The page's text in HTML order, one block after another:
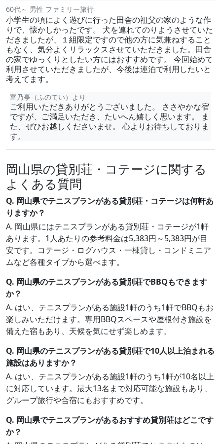
60代～ 男性 ファミリー旅行
小学生の頃によく遊びに行った田舎の祖父の家のような作
りで、懐かしかったです。 犬を連れてのりようさせていた
だきましたが、１組限定ですので他の方に気兼ねすること
もなく、気分よくリラックスさせていただきました。田舎
の家でゆっくりとしたい方にはおすすめです。 今回始めて
利用させていただきましたが、今後は連泊で利用したいと
考えてます。
富乃亭（ふのてい）より
ご利用いただきありがとうございました。 ささやかな宿
ですが、ご満足いただき、たいへん嬉しく思います。 ま
た、ぜひお越しくださいませ。 心よりお待ちしておりま
す。
岡山県の貸別荘・コテージに関する
よくある質問
Q. 岡山県でテニスプランがある貸別荘・コテージは何軒あ
りますか？
A. 岡山県にはテニスプランがある貸別荘・コテージが1軒
あります。1人あたりの参考料金は5,383円～5,383円が目
安です。コテージ・ログハウス・一棟貸し・コンドミニア
ムなど各種タイプから選べます。
Q. 岡山県のテニスプランがある貸別荘でBBQもできます
か？
A. はい、テニスプランがある施設1軒のうち1軒でBBQもお
楽しみいただけます。専用BBQスペースや屋根付き施設を
備えた宿もあり、天候を気にせず楽しめます。
Q. 岡山県のテニスプランがある貸別荘で10人以上泊まれる
施設はありますか？
A. はい、テニスプランがある施設1軒のうち1軒が10名以上
に対応しています。最大13名まで対応可能な施設もあり、
グループ旅行や合宿にもおすすめです。
Q. 岡山県でテニスプランがあるおすすめ貸別荘はどこです
か？